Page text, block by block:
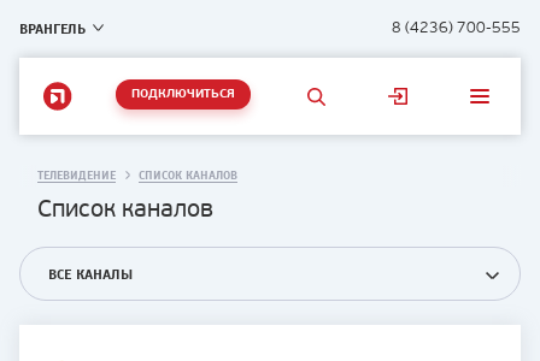
ВРАНГЕЛЬ 8 (4236) 700-555
ПОДКЛЮЧИТЬСЯ
ТЕЛЕВИДЕНИЕ СПИСОК КАНАЛОВ
Список каналов
ВСЕ КАНАЛЫ